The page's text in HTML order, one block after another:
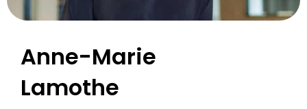
Anne-Marie
Lamothe